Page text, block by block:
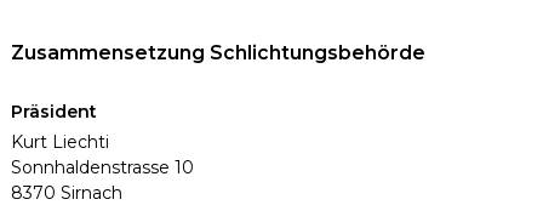
Zusammensetzung Schlichtungsbehörde
Präsident
Kurt Liechti
Sonnhaldenstrasse 10
8370 Sirnach